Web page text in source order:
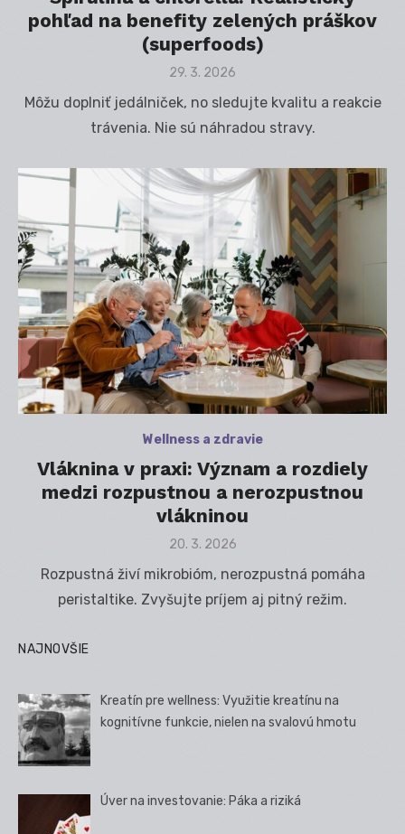
pohľad na benefity zelených práškov
(superfoods)
Posted
29. 3. 2026
Môžu doplniť jedálniček, no sledujte kvalitu a reakcie
trávenia. Nie sú náhradou stravy.
Wellness a zdravie
Vláknina v praxi: Význam a rozdiely
medzi rozpustnou a nerozpustnou
vlákninou
Posted
20. 3. 2026
Rozpustná živí mikrobióm, nerozpustná pomáha
peristaltike. Zvyšujte príjem aj pitný režim.
NAJNOVŠIE
Kreatín pre wellness: Využitie kreatínu na
kognitívne funkcie, nielen na svalovú hmotu
Úver na investovanie: Páka a riziká